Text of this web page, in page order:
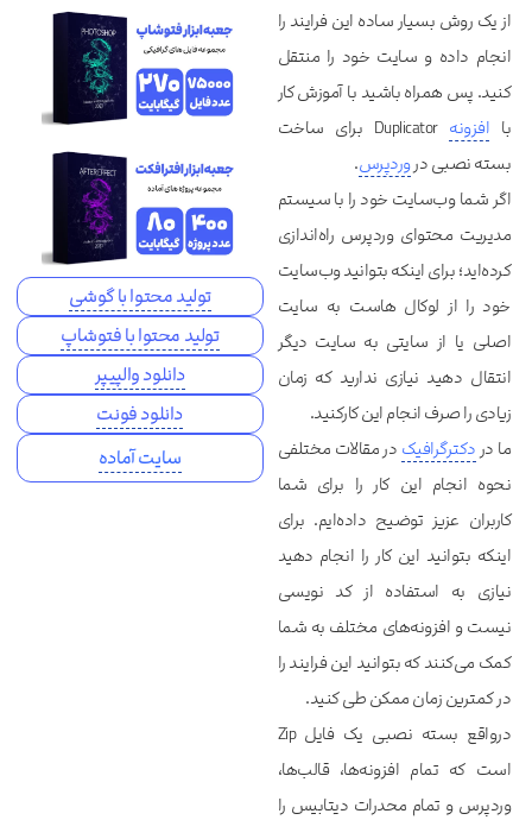
از یک روش بسیار ساده این فرایند را
انجام داده و سایت خود را منتقل
کنید. پس همراه باشید با آموزش کار
با افزونه
Duplicator برای ساخت
بسته نصبی دروردپرس.
اگر شما وب‌سایت خود را با سیستم
مدیریت محتوای وردپرس راه‌اندازی
کرده‌اید؛ برای اینکه بتوانید وب‌سایت
خود را از لوکال هاست به سایت
اصلی یا از سایتی به سایت دیگر
انتقال دهید نیازی ندارید که زمان
زیادی را صرف انجام این کارکنید.
ما در دکترگرافیک در مقالات مختلفی
نحوه انجام این کار را برای شما
کاربران عزیز توضیح داده‌ایم. برای
اینکه بتوانید این کار را انجام دهید
نیازی به استفاده از کد نویسی
نیست و افزونه‌های مختلف به شما
کمک می‌کنند که بتوانید این فرایند را
در کمترین زمان ممکن طی کنید.
درواقع بسته نصبی یک فایل Zip
است که تمام افزونه‌ها، قالب‌ها،
وردپرس و تمام محدرات دیتابیس را
تولید محتوا با گوشی
تولید محتوا با فتوشاپ
دانلود والپیپر
دانلود فونت
سایت آماده